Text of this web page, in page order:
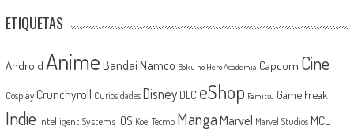
ETIQUETAS
Android Anime Bandai Namco Boku no Hero Academia Capcom Cine
Cosplay Crunchyroll Curiosidades Disney DLC eShop Famitsu Game Freak
Indie Intelligent Systems iOS Koei Tecmo MangaMarvel Marvel Studios MCU